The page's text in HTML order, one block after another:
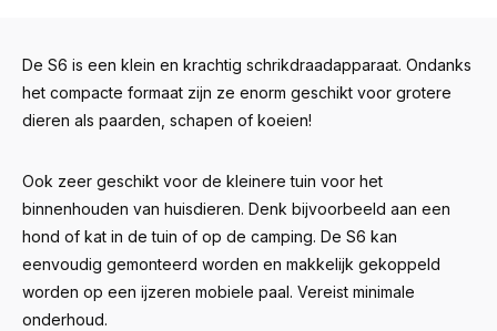
De S6 is een klein en krachtig schrikdraadapparaat. Ondanks
het compacte formaat zijn ze enorm geschikt voor grotere
dieren als paarden, schapen of koeien!
Ook zeer geschikt voor de kleinere tuin voor het
binnenhouden van huisdieren. Denk bijvoorbeeld aan een
hond of kat in de tuin of op de camping. De S6 kan
eenvoudig gemonteerd worden en makkelijk gekoppeld
worden op een ijzeren mobiele paal. Vereist minimale
onderhoud.